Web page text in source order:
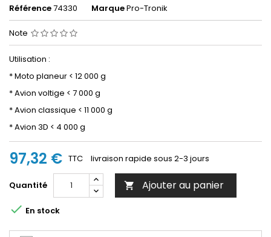
Référence74330 MarquePro-Tronik
Note
Utilisation :
* Moto planeur < 12 000 g
* Avion voltige < 7 000 g
* Avion classique < 11 000 g
* Avion 3D < 4 000 g
97,32 € TTC livraison rapide sous 2-3 jours
Quantité  Ajouter au panier
 En stock